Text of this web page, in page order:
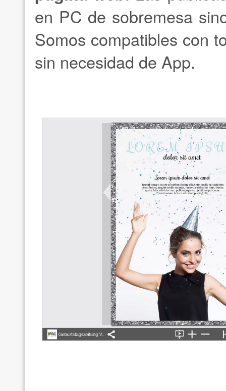
en PC de sobremesa
Somos compatibles con
sin necesidad de App.